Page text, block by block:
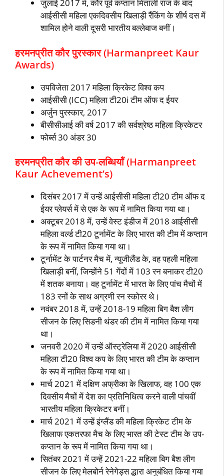
जुलाई 2017 में, कौर पूर्व कप्‍तान मिताली राज के बाद
आईसीसी महिला एकदिवसीय खिलाड़ी रैंकिंग के शीर्ष दस में
शामिल होने वाली दूसरी भारतीय बल्‍लेबाज बनीं।
हरमनप्रीत कौर पुरस्‍कार (Harmanpreet Kaur
Awards)
उपविजेता 2017 महिला क्रिकेट विश्‍व कप
आईसीसी (ICC) महिला टी20i टीम ऑफ द ईयर
अर्जुन पुरस्‍कार, 2017
बीसीसीआई की वर्ष 2017 की सर्वश्रेष्‍ठ महिला क्रिकेटर
फोर्ब्‍स 30 अंडर 30
हरमनप्रीत कौर की उप-लब्धियॉं (Harmanpreet
Kaur Achevement’s)
दिसंबर 2017 में उन्‍हें आईसीसी महिला टी20 टीम ऑफ द
ईयर प्‍लेयर्स में से एक के रूप में नामित किया गया था।
अक्‍टूबर 2018 में, उन्‍हें वेस्‍ट इंडीज में 2018 आईसीसी
महिला वर्ल्‍ड टी20 टूर्नामेंट के लिए भारत की टीम में कप्‍तान
के रूप में नामित किया गया था।
टूर्नामेंट के पार्टनर मैच में, न्‍यूजीलैंड के, वह पहली महिला
खिलाड़ी बनीं, जिन्‍होंने 51 गेंदों में 103 रन बनाकर टी20
में शतक बनाया। वह टूर्नामेंट में भारत के लिए पांच मैचों में
183 रनों के साथ अग्रणी रन स्‍कोरर थे।
नवंबर 2018 में, उन्‍हें 2018-19 महिला बिग बैश लीग
सीजन के लिए सिडनी थंडर की टीम में नामित किया गया
था।
जनवरी 2020 में उन्‍हें ऑस्‍ट्रेलिया में 2020 आईसीसी
महिला टी20 विश्‍व कप के लिए भारत की टीम के कप्‍तान
के रूप में नामित किया गया था।
मार्च 2021 में दक्षिण अफ्रीका के खिलाफ, वह 100 एक
दिवसीय मैचों में देश का प्रतिनिधित्‍व करने वाली पांचवीं
भारतीय महिला क्रिकेटर बनीं।
मार्च 2021 में उन्‍हें इंग्‍लैंड की महिला क्रिकेट टीम के
खिलाफ एकतरफा मैच के लिए भारत की टेस्‍ट टीम के उप-
कप्‍तान के रूप में नामित किया गया था।
सितंबर 2021 में उन्‍हें 2021-22 महिला बिग बैश लीग
सीजन के लिए मेलबोर्न रेनेगेड्स द्धारा अनुबंधित किया गया